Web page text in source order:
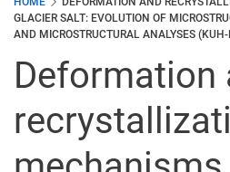
GLACIER SALT: EVOLUTION OF
AND MICROSTRUCTURAL ANALYSES
Deformation